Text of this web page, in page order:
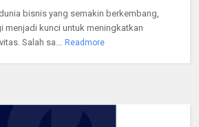
bisnis yang semakin berkembang,
menjadi kunci untuk meningkatkan
Salah sa...
Readmore